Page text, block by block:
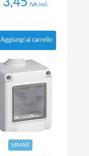
IVA incl.
Aggiungi al carrello
VIMAR